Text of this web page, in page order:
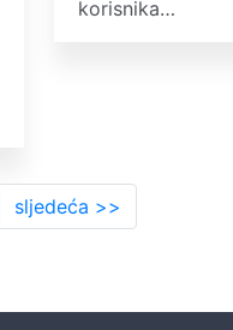
korisnika…
sljedeća >>